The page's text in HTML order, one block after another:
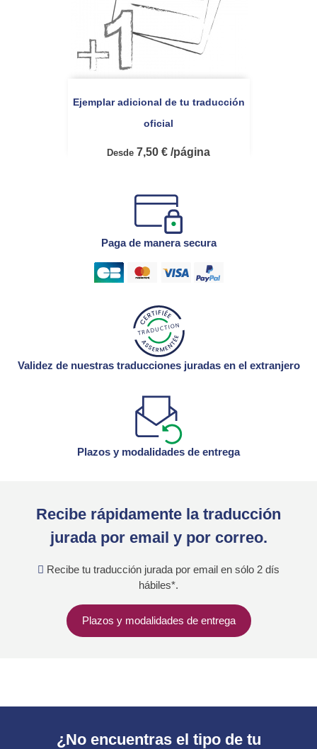
Ejemplar adicional de tu traducción
oficial
Desde 7,50 € /página
Paga de manera secura
Validez de nuestras traducciones juradas en el extranjero
Plazos y modalidades de entrega
Recibe rápidamente la traducción
jurada por email y por correo.
Recibe tu traducción jurada por email en sólo 2 dís
hábiles*.
Plazos y modalidades de entrega
¿No encuentras el tipo de tu